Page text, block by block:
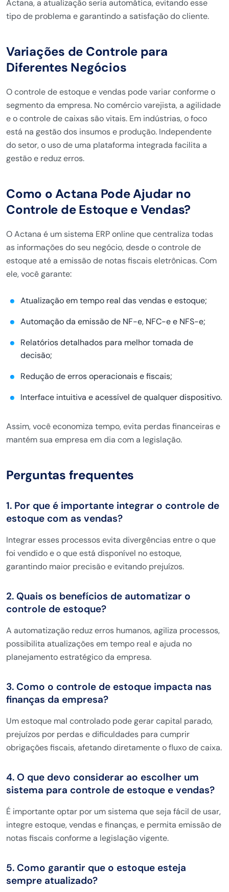
Actana, a atualização seria automática, evitando esse
tipo de problema e garantindo a satisfação do cliente.
Variações de Controle para
Diferentes Negócios
O controle de estoque e vendas pode variar conforme o
segmento da empresa. No comércio varejista, a agilidade
e o controle de caixas são vitais. Em indústrias, o foco
está na gestão dos insumos e produção. Independente
do setor, o uso de uma plataforma integrada facilita a
gestão e reduz erros.
Como o Actana Pode Ajudar no
Controle de Estoque e Vendas?
O Actana é um sistema ERP online que centraliza todas
as informações do seu negócio, desde o controle de
estoque até a emissão de notas fiscais eletrônicas. Com
ele, você garante:
Atualização em tempo real das vendas e estoque;
Automação da emissão de NF-e, NFC-e e NFS-e;
Relatórios detalhados para melhor tomada de
decisão;
Redução de erros operacionais e fiscais;
Interface intuitiva e acessível de qualquer dispositivo.
Assim, você economiza tempo, evita perdas financeiras e
mantém sua empresa em dia com a legislação.
Perguntas frequentes
1. Por que é importante integrar o controle de
estoque com as vendas?
Integrar esses processos evita divergências entre o que
foi vendido e o que está disponível no estoque,
garantindo maior precisão e evitando prejuízos.
2. Quais os benefícios de automatizar o
controle de estoque?
A automatização reduz erros humanos, agiliza processos,
possibilita atualizações em tempo real e ajuda no
planejamento estratégico da empresa.
3. Como o controle de estoque impacta nas
finanças da empresa?
Um estoque mal controlado pode gerar capital parado,
prejuízos por perdas e dificuldades para cumprir
obrigações fiscais, afetando diretamente o fluxo de caixa.
4. O que devo considerar ao escolher um
sistema para controle de estoque e vendas?
É importante optar por um sistema que seja fácil de usar,
integre estoque, vendas e finanças, e permita emissão de
notas fiscais conforme a legislação vigente.
5. Como garantir que o estoque esteja
sempre atualizado?